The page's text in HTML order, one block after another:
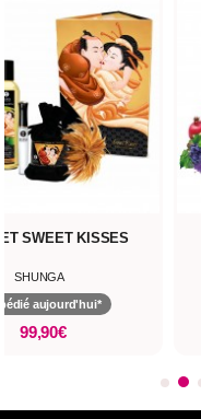
SWEET KISSES
SHUNGA
aujourd'hui*
99,90€